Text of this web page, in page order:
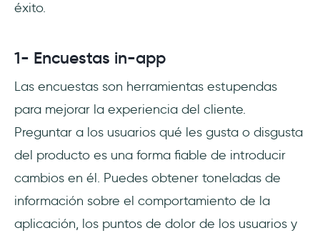
éxito.
1- Encuestas in-app
Las encuestas son herramientas estupendas
para mejorar la experiencia del cliente.
Preguntar a los usuarios qué les gusta o disgusta
del producto es una forma fiable de introducir
cambios en él. Puedes obtener toneladas de
información sobre el comportamiento de la
aplicación, los puntos de dolor de los usuarios y